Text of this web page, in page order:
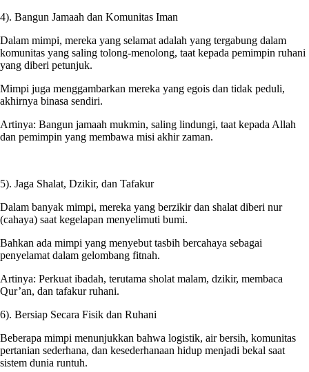
4). Bangun Jamaah dan Komunitas Iman
Dalam mimpi, mereka yang selamat adalah yang tergabung dalam
komunitas yang saling tolong-menolong, taat kepada pemimpin ruhani
yang diberi petunjuk.
Mimpi juga menggambarkan mereka yang egois dan tidak peduli,
akhirnya binasa sendiri.
Artinya: Bangun jamaah mukmin, saling lindungi, taat kepada Allah
dan pemimpin yang membawa misi akhir zaman.
5). Jaga Shalat, Dzikir, dan Tafakur
Dalam banyak mimpi, mereka yang berzikir dan shalat diberi nur
(cahaya) saat kegelapan menyelimuti bumi.
Bahkan ada mimpi yang menyebut tasbih bercahaya sebagai
penyelamat dalam gelombang fitnah.
Artinya: Perkuat ibadah, terutama sholat malam, dzikir, membaca
Qur’an, dan tafakur ruhani.
6). Bersiap Secara Fisik dan Ruhani
Beberapa mimpi menunjukkan bahwa logistik, air bersih, komunitas
pertanian sederhana, dan kesederhanaan hidup menjadi bekal saat
sistem dunia runtuh.